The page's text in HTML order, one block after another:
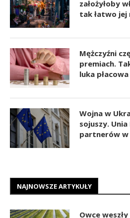
założyłoby
tak łatwo jej
Mężczyźni
premiach.
luka płacowa
Wojna w
sojuszy.
partnerów w
NAJNOWSZE ARTYKUŁY
Owce